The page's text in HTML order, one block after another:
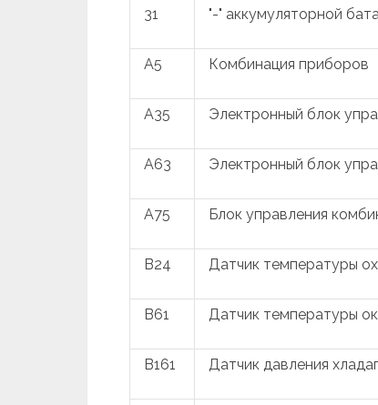
31 "-" аккумуляторной
A5 Комбинация приборов
A35 Электронный блок
A63 Электронный блок
A75 Блок управления
B24 Датчик температуры
B61 Датчик температуры
B161 Датчик давления